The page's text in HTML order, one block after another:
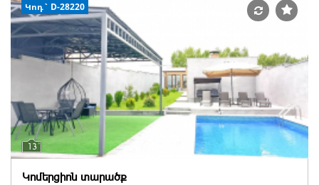
13
Կոդ` D-28220
Կոմերցիոն տարածք